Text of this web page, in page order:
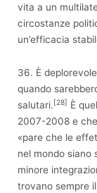
vita a un
circostanze
un’efficacia
36. È
quando
salutari.[28] È
2007-2008 e
«pare che le
nel mondo siano
minore
trovano sempre